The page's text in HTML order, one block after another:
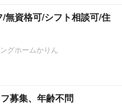
/無資格可/シフト相談可/住
グホームかりん
募集、年齢不問